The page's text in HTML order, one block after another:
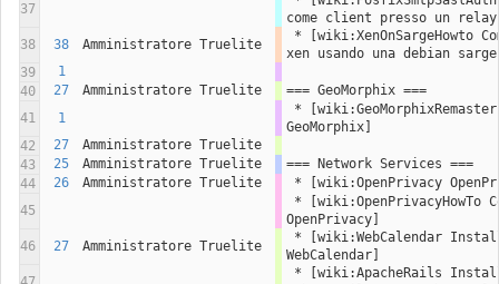
37
come client presso un
38
38 Amministratore Truelite
xen usando una debian
39
1
40
27 Amministratore Truelite
=== GeoMorphix ===
41
1
GeoMorphix]
42
27
Amministratore Truelite
43
25 Amministratore Truelite
=== Network Services ===
44
26 Amministratore Truelite
* [wiki:OpenPrivacy
45
OpenPrivacy]
46
27 Amministratore Truelite
WebCalendar]